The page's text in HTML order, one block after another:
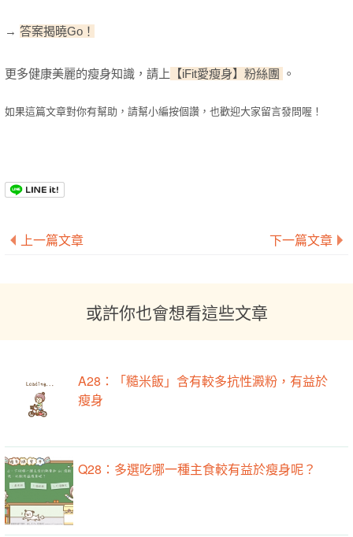
→ 答案揭曉Go！
更多健康美麗的瘦身知識，請上 【iFit愛瘦身】粉絲團 。
如果這篇文章對你有幫助，請幫小編按個讚，也歡迎大家留言發問喔！
上一篇文章 下一篇文章
或許你也會想看這些文章
A28：「糙米飯」含有較多抗性澱粉，有益於
瘦身
Q28：多選吃哪一種主食較有益於瘦身呢？